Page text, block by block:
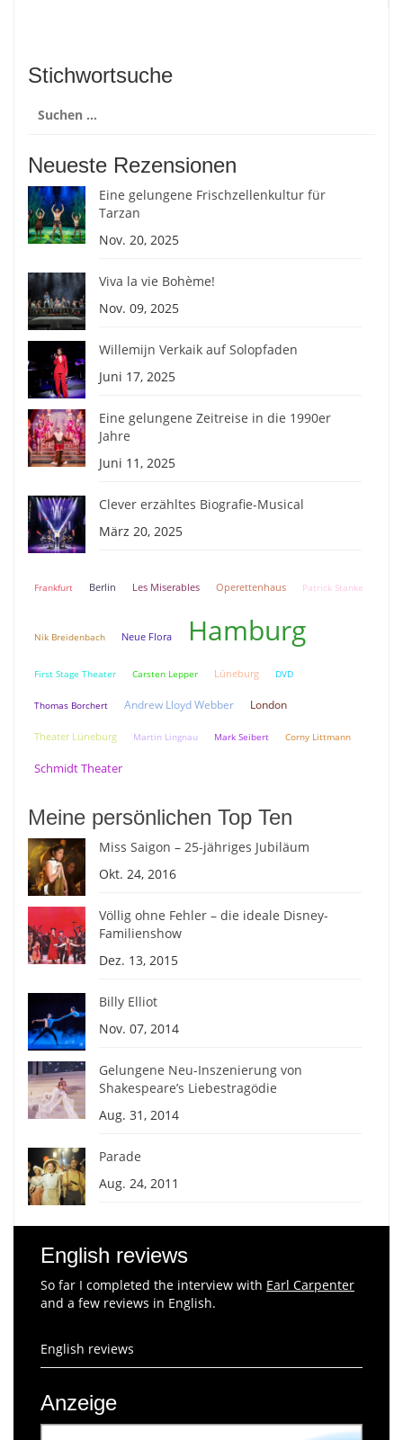
Stichwortsuche
nach:
Neueste Rezensionen
Eine gelungene Frischzellenkultur für
Tarzan
Nov. 20, 2025
Viva la vie Bohème!
Nov. 09, 2025
Willemijn Verkaik auf Solopfaden
Juni 17, 2025
Eine gelungene Zeitreise in die 1990er
Jahre
Juni 11, 2025
Clever erzähltes Biografie-Musical
März 20, 2025
Frankfurt Berlin Les Miserables Operettenhaus Patrick Stanke
Nik Breidenbach Neue Flora Hamburg
First Stage Theater Carsten Lepper Lüneburg DVD
Thomas Borchert Andrew Lloyd Webber London
Theater Lüneburg Martin Lingnau Mark Seibert Corny Littmann
Schmidt Theater
Meine persönlichen Top Ten
Miss Saigon – 25-jähriges Jubiläum
Okt. 24, 2016
Völlig ohne Fehler – die ideale Disney-
Familienshow
Dez. 13, 2015
Billy Elliot
Nov. 07, 2014
Gelungene Neu-Inszenierung von
Shakespeare’s Liebestragödie
Aug. 31, 2014
Parade
Aug. 24, 2011
English reviews
So far I completed the interview with Earl Carpenter
and a few reviews in English.
English reviews
Anzeige